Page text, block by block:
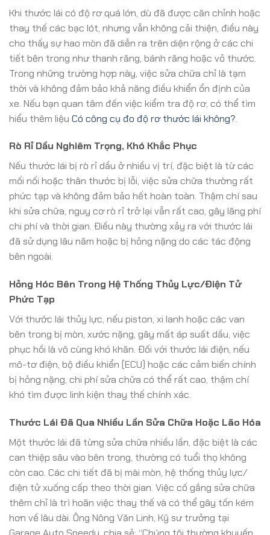
Khi thước lái có độ rơ quá lớn, dù đã được căn chỉnh hoặc
thay thế các bạc lót, nhưng vẫn không cải thiện, điều này
cho thấy sự hao mòn đã diễn ra trên diện rộng ở các chi
tiết bên trong như thanh răng, bánh răng hoặc vỏ thước.
Trong những trường hợp này, việc sửa chữa chỉ là tạm
thời và không đảm bảo khả năng điều khiển ổn định của
xe. Nếu bạn quan tâm đến việc kiểm tra độ rơ, có thể tìm
hiểu thêm liệu Có công cụ đo độ rơ thước lái không?.
Rò Rỉ Dầu Nghiêm Trọng, Khó Khắc Phục
Nếu thước lái bị rò rỉ dầu ở nhiều vị trí, đặc biệt là từ các
mối nối hoặc thân thước bị lỗi, việc sửa chữa thường rất
phức tạp và không đảm bảo hết hoàn toàn. Thậm chí sau
khi sửa chữa, nguy cơ rò rỉ trở lại vẫn rất cao, gây lãng phí
chi phí và thời gian. Điều này thường xảy ra với thước lái
đã sử dụng lâu năm hoặc bị hỏng nặng do các tác động
bên ngoài.
Hỏng Hóc Bên Trong Hệ Thống Thủy Lực/Điện Tử
Phức Tạp
Với thước lái thủy lực, nếu piston, xi lanh hoặc các van
bên trong bị mòn, xước nặng, gây mất áp suất dầu, việc
phục hồi là vô cùng khó khăn. Đối với thước lái điện, nếu
mô-tơ điện, bộ điều khiển (ECU) hoặc các cảm biến chính
bị hỏng nặng, chi phí sửa chữa có thể rất cao, thậm chí
khó tìm được linh kiện thay thế chính xác.
Thước Lái Đã Qua Nhiều Lần Sửa Chữa Hoặc Lão Hóa
Một thước lái đã từng sửa chữa nhiều lần, đặc biệt là các
can thiệp sâu vào bên trong, thường có tuổi thọ không
còn cao. Các chi tiết đã bị mài mòn, hệ thống thủy lực/
điện tử xuống cấp theo thời gian. Việc cố gắng sửa chữa
thêm chỉ là trì hoãn việc thay thế và có thể gây tốn kém
hơn về lâu dài. Ông Nông Văn Linh, Kỹ sư trưởng tại